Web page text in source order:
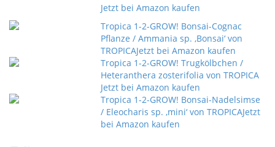
Jetzt bei Amazon kaufen
Tropica 1-2-GROW! Bonsai-Cognac
Pflanze / Ammania sp. ‚Bonsai‘ von
TROPICAJetzt bei Amazon kaufen
Tropica 1-2-GROW! Trugkölbchen /
Heteranthera zosterifolia von TROPICA
Jetzt bei Amazon kaufen
Tropica 1-2-GROW! Bonsai-Nadelsimse
/ Eleocharis sp. ‚mini‘ von TROPICAJetzt
bei Amazon kaufen